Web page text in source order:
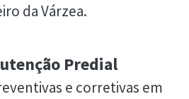
da Várzea.
Predial
e corretivas em